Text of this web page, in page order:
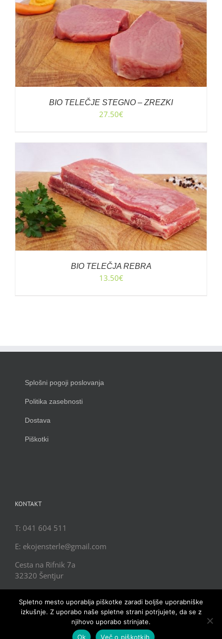
BIO TELEČJE STEGNO – ZREZKI
27.50€
BIO TELEČJA REBRA
13.50€
Splošni pogoji poslovanja
Politika zasebnosti
Dostava
Piškotki
KONTAKT
T: 041 604 511
E: ekojensterle@gmail.com
Cesta na Rifnik 7a
32320 Šentjur
Spletno mesto uporablja piškotke zaradi boljše uporabniške
izkušnje. Z uporabo naše spletne strani potrjujete, da se z
njihovo uporabo strinjate.
Ok
Več o piškotkih